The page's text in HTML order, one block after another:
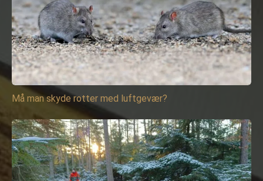
Må man skyde rotter med luftgevær?